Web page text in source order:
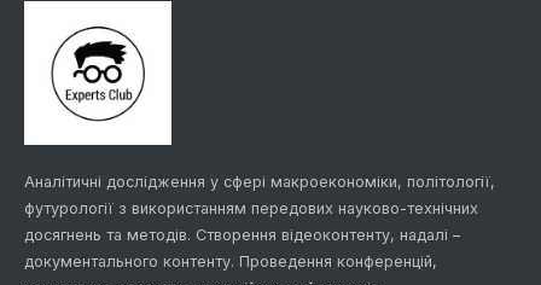
Аналітичні дослідження у сфері макроекономіки, політології,
футурології з використанням передових науково-технічних
досягнень та методів. Створення відеоконтенту, надалі –
документального контенту. Проведення конференцій,